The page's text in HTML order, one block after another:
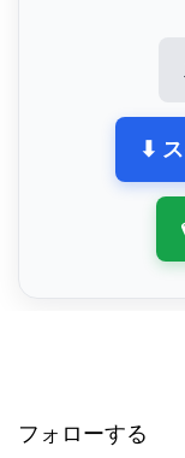
⬇
フォローする